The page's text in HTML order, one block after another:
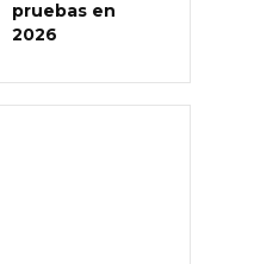
pruebas en
2026